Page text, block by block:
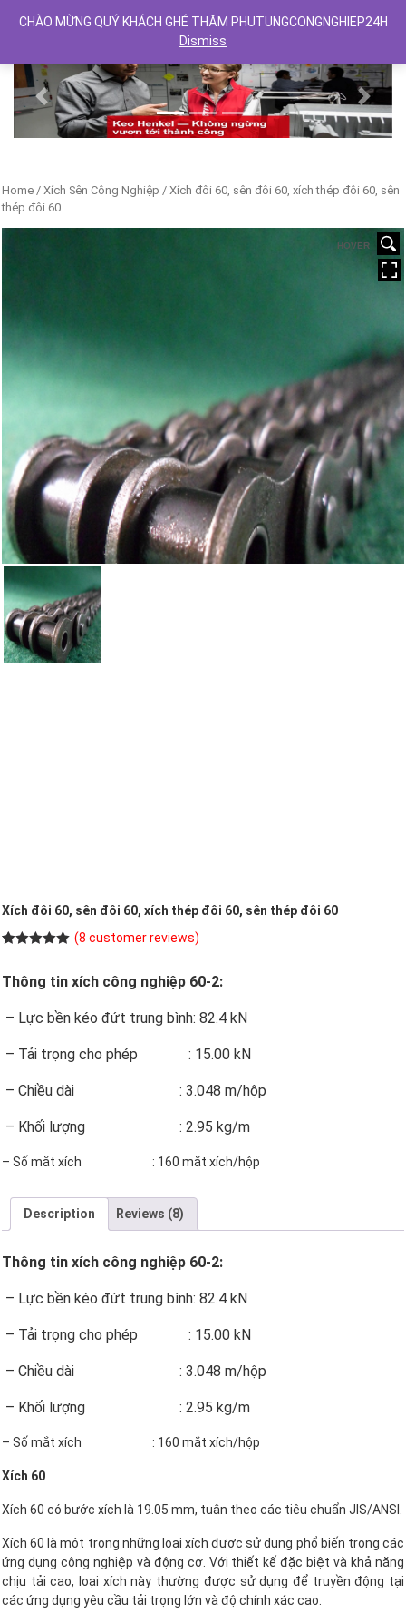
Previous Next
Home / Xích Sên Công Nghiệp / Xích đôi 60, sên đôi 60, xích thép đôi 60, sên
thép đôi 60
HOVER
Xích đôi 60, sên đôi 60, xích thép đôi 60, sên thép đôi 60
based on
(8 customer reviews)
Thông tin xích công nghiệp 60-2:
– Lực bền kéo đứt trung bình: 82.4 kN
– Tải trọng cho phép : 15.00 kN
– Chiều dài : 3.048 m/hộp
– Khối lượng : 2.95 kg/m
– Số mắt xích : 160 mắt xích/hộp
Description Reviews (8)
Thông tin xích công nghiệp 60-2:
– Lực bền kéo đứt trung bình: 82.4 kN
– Tải trọng cho phép : 15.00 kN
– Chiều dài : 3.048 m/hộp
– Khối lượng : 2.95 kg/m
– Số mắt xích : 160 mắt xích/hộp
Xích 60
Xích 60 có bước xích là 19.05 mm, tuân theo các tiêu chuẩn JIS/ANSI.
Xích 60 là một trong những loại xích được sử dụng phổ biến trong các
ứng dụng công nghiệp và động cơ. Với thiết kế đặc biệt và khả năng
chịu tải cao, loại xích này thường được sử dụng để truyền động tại
các ứng dụng yêu cầu tải trọng lớn và độ chính xác cao.
CHÀO MỪNG QUÝ KHÁCH GHÉ THĂM PHUTUNGCONGNGHIEP24H
Dismiss